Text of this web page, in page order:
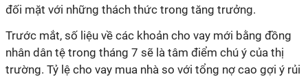
đối mặt với những thách thức trong tăng trưởng.
Trước mắt, số liệu về các khoản cho vay mới bằng đồng
nhân dân tệ trong tháng 7 sẽ là tâm điểm chú ý của thị
trường. Tỷ lệ cho vay mua nhà so với tổng nợ cao gợi ý rủi